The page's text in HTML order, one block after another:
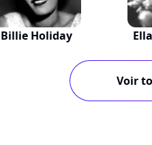
Billie Holiday
Voir